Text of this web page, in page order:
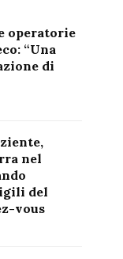
operatorie
“Una
di
nel
del
vous